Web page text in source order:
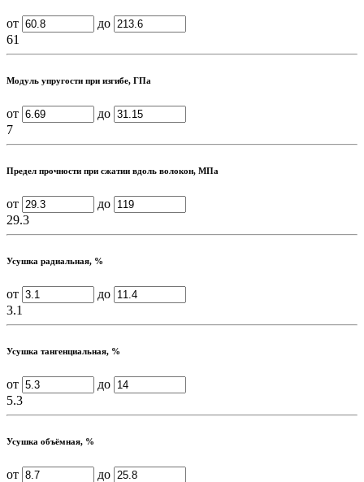
от
до
61
Модуль упругости при изгибе, ГПа
от
до
7
Предел прочности при сжатии вдоль волокон, МПа
от
до
29.3
Усушка радиальная, %
от
до
3.1
Усушка тангенциальная, %
от
до
5.3
Усушка объёмная, %
от
до